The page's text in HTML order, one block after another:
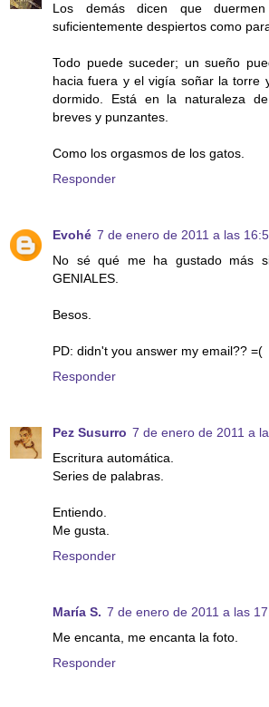
Los demás dicen que
suficientemente despiertos como
Todo puede suceder; un sueño
hacia fuera y el vigía soñar la torre
dormido. Está en la naturaleza
breves y punzantes.
Como los orgasmos de los gatos.
Responder
Evohé 7 de enero de 2011 a las
No sé qué me ha gustado más
GENIALES.
Besos.
PD: didn't you answer my email?? =(
Responder
Pez Susurro 7 de enero de 2011 a
Escritura automática.
Series de palabras.
Entiendo.
Me gusta.
Responder
María S. 7 de enero de 2011 a las
Me encanta, me encanta la foto.
Responder